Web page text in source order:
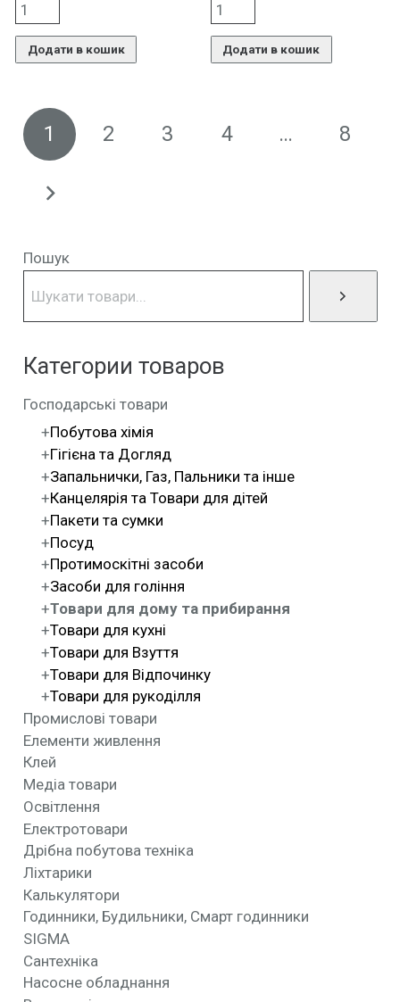
Додати в кошик Додати в кошик
1 2 3 4 … 8
Пошук
Категории товаров
Господарські товари
Побутова хімія
Гігієна та Догляд
Запальнички, Газ, Пальники та інше
Канцелярія та Товари для дітей
Пакети та сумки
Посуд
Протимоскітні засоби
Засоби для гоління
Товари для дому та прибирання
Товари для кухні
Товари для Взуття
Товари для Відпочинку
Товари для рукоділля
Промислові товари
Елементи живлення
Клей
Медіа товари
Освітлення
Електротовари
Дрібна побутова техніка
Ліхтарики
Калькулятори
Годинники, Будильники, Смарт годинники
SIGMA
Сантехніка
Насосне обладнання